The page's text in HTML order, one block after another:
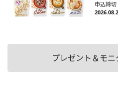
申込締切
プレゼント＆モ